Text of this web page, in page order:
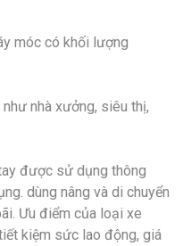
móc có khối lượng
nhà xưởng, siêu thị,
được sử dụng thông
dùng nâng và di chuyển
Ưu điểm của loại xe
kiệm sức lao động, giá